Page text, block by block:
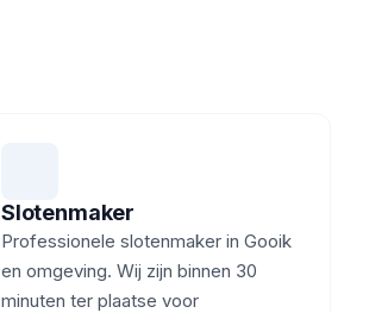
Slotenmaker
Professionele slotenmaker in Gooik
en omgeving. Wij zijn binnen 30
minuten ter plaatse voor